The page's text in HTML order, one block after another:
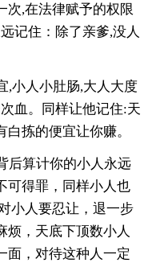
次,在法律赋予的权限
记住：除了亲爹,没人
,小人小肚肠,大人大度
血。同样让他记住:天
拣的便宜让你赚。
后算计你的小人永远
可得罪，同样小人也
小人要忍让，退一步
烦，天底下顶数小人
面，对待这种人一定